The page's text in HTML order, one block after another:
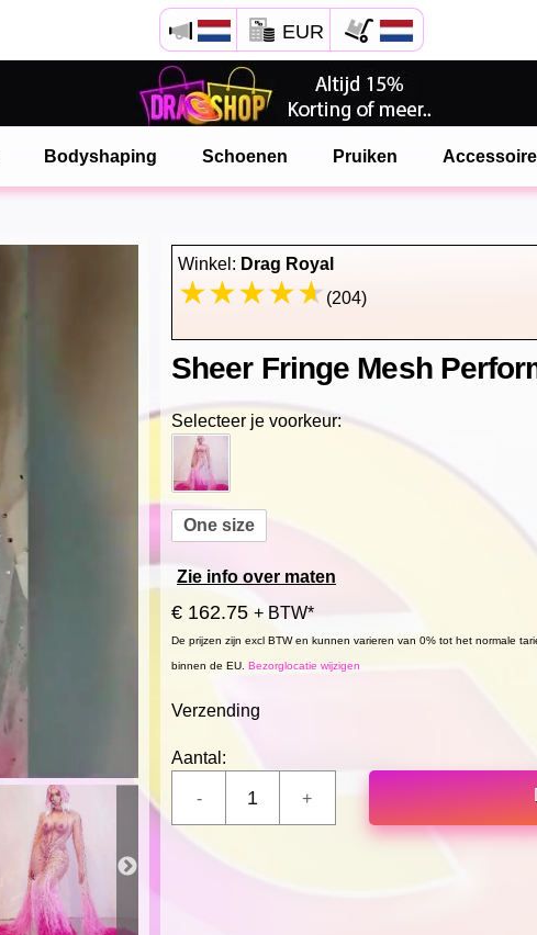
EUR
Bodyshaping Schoenen Pruiken
Winkel: Drag Royal
(204)
Sheer Fringe Mesh
Selecteer je voorkeur:
One size
Zie info over maten
€ 162.75 + BTW*
De prijzen zijn excl BTW en kunnen varieren van 0% tot het normale
binnen de EU. Bezorglocatie wijzigen
Verzending
Aantal:
Open Safari menu.
of klik de safari knop zoals hiernaast getoont
en klik TOEVOEGEN AAN BUREAUBLAD